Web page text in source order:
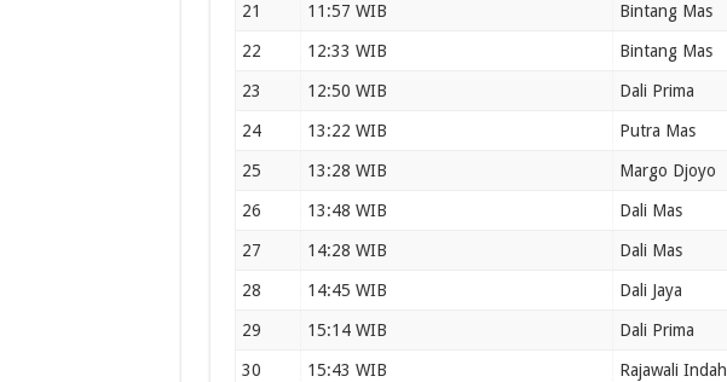
21 11:57 WIB Bintang Mas
22 12:33 WIB Bintang Mas
23 12:50 WIB Dali Prima
24 13:22 WIB Putra Mas
25 13:28 WIB Margo Djoyo
26 13:48 WIB Dali Mas
27 14:28 WIB Dali Mas
28 14:45 WIB Dali Jaya
29 15:14 WIB Dali Prima
30 15:43 WIB Rajawali Indah